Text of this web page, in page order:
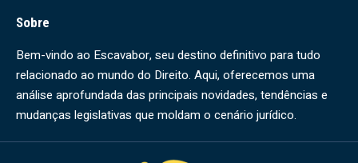
Sobre
Bem-vindo ao Escavabor, seu destino definitivo para tudo
relacionado ao mundo do Direito. Aqui, oferecemos uma
análise aprofundada das principais novidades, tendências e
mudanças legislativas que moldam o cenário jurídico.